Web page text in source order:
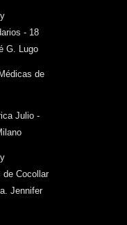
- 18
G. Lugo
de
Julio -
Cocollar
Jennifer